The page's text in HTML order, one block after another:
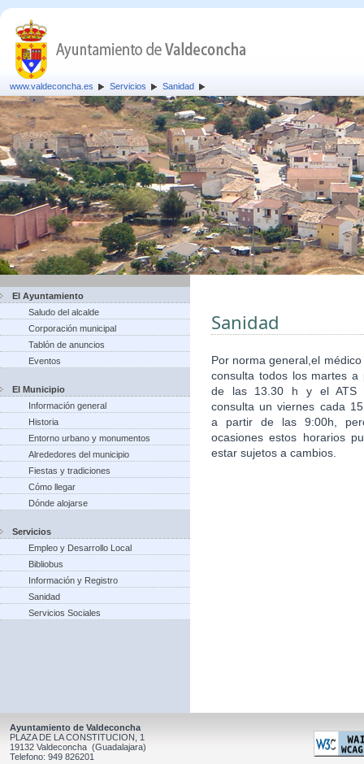
www.valdeconcha.es Servicios Sanidad
El Ayuntamiento
Saludo del alcalde
Corporación municipal
Tablón de anuncios
Eventos
El Municipio
Información general
Historia
Entorno urbano y monumentos
Alrededores del municipio
Fiestas y tradiciones
Cómo llegar
Dónde alojarse
Servicios
Empleo y Desarrollo Local
Bibliobus
Información y Registro
Sanidad
Servicios Sociales
Sanidad
Por norma general,el
consulta todos los martes a
de las 13.30 h y el ATS
consulta un viernes cada
a partir de las 9:00h,
ocasiones estos horarios
estar sujetos a cambios.
Ayuntamiento de Valdeconcha
PLAZA DE LA CONSTITUCION, 1
19132 Valdeconcha (Guadalajara)
Telefono: 949 826201